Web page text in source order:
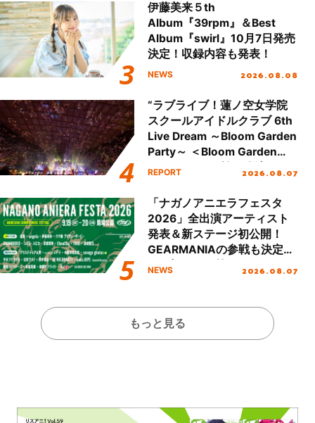
伊藤美来５th
Album『39rpm』＆Best
Album『swirl』10月7日発売
決定！収録内容も発表！
NEWS 2026.08.08
“ラブライブ！蓮ノ空女学院
スクールアイドルクラブ 6th
Live Dream ～Bloom Garden
Party～ ＜Bloom Garden
Party Stage／埼玉公演＞”
REPORT 2026.08.07
「ナガノアニエラフェスタ
2026」全出演アーティスト
発表＆新ステージ初公開！
GEARMANIAの参戦も決定
し、初となる第3ステージの
NEWS 2026.08.07
もっと見る